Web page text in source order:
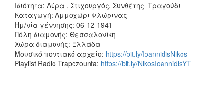
Ιδιότητα: Λύρα , Στιχουργός, Συνθέτης, Τραγούδι
Καταγωγή: Αμμοχώρι Φλώρινας
Ημ/νία γέννησης: 06-12-1941
Πόλη διαμονής: Θεσσαλονίκη
Χώρα διαμονής: Ελλάδα
Μουσικό ποντιακό αρχείο: https://bit.ly/IoannidisNikos
Playlist Radio Trapezounta: https://bit.ly/NikosIoannidisYT